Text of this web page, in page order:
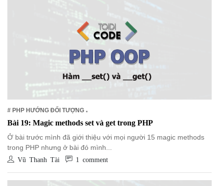
# PHP HƯỚNG ĐỐI TƯỢNG
Bài 19: Magic methods set và get trong PHP
Ở bài trước mình đã giới thiệu với mọi người 15 magic methods
trong PHP nhưng ở bài đó mình...
Vũ Thanh Tài 1 comment